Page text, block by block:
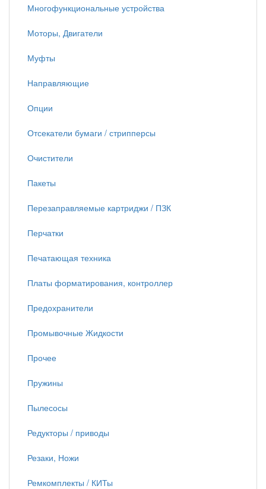
Многофункциональные устройства
Моторы, Двигатели
Муфты
Направляющие
Опции
Отсекатели бумаги / стрипперсы
Очистители
Пакеты
Перезаправляемые картриджи / ПЗК
Перчатки
Печатающая техника
Платы форматирования, контроллер
Предохранители
Промывочные Жидкости
Прочее
Пружины
Пылесосы
Редукторы / приводы
Резаки, Ножи
Ремкомплекты / КИТы